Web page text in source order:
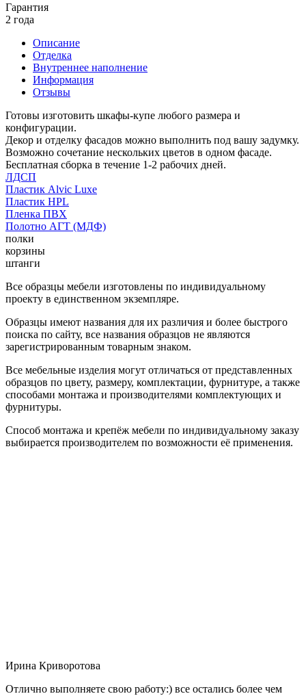
Гарантия
2 года
Описание
Отделка
Внутреннее наполнение
Информация
Отзывы
Готовы изготовить шкафы-купе любого размера и
конфигурации.
Декор и отделку фасадов можно выполнить под вашу задумку.
Возможно сочетание нескольких цветов в одном фасаде.
Бесплатная сборка в течение 1-2 рабочих дней.
ЛДСП
Пластик Alvic Luxe
Пластик HPL
Пленка ПВХ
Полотно АГТ (МДФ)
полки
корзины
штанги
Все образцы мебели изготовлены по индивидуальному
проекту в единственном экземпляре.
Образцы имеют названия для их различия и более быстрого
поиска по сайту, все названия образцов не являются
зарегистрированным товарным знаком.
Все мебельные изделия могут отличаться от представленных
образцов по цвету, размеру, комплектации, фурнитуре, а также
способами монтажа и производителями комплектующих и
фурнитуры.
Способ монтажа и крепёж мебели по индивидуальному заказу
выбирается производителем по возможности её применения.
Ирина Криворотова
Отлично выполняете свою работу:) все остались более чем